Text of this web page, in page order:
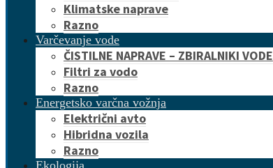
Klimatske naprave
Razno
Varčevanje vode
ČISTILNE NAPRAVE – ZBIRALNIKI VODE
Filtri za vodo
Razno
Energetsko varčna vožnja
Električni avto
Hibridna vozila
Razno
Ekologija